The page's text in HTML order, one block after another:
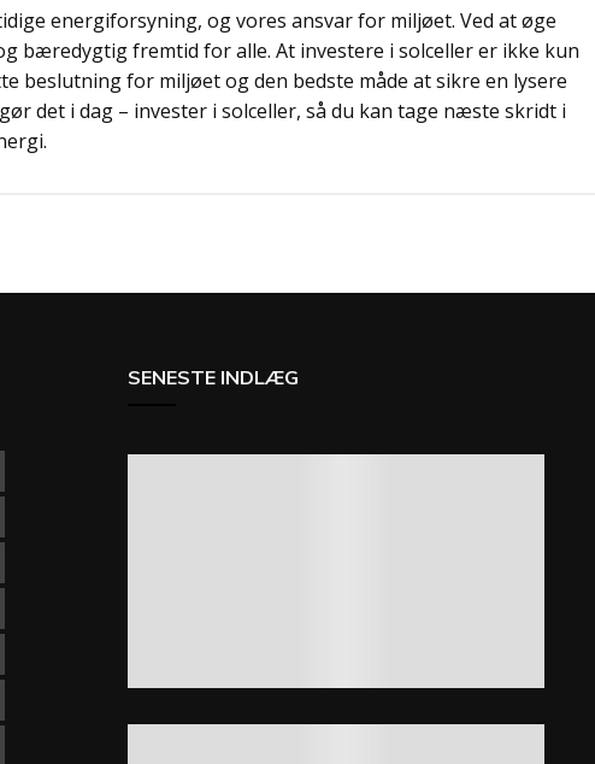
energiforsyning, og vores ansvar for miljøet. Ved at øge
bæredygtig fremtid for alle. At investere i solceller er ikke kun
beslutning for miljøet og den bedste måde at sikre en lysere
det i dag – invester i solceller, så du kan tage næste skridt i
SENESTE INDLÆG